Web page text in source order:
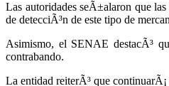
Las autoridades seÃ±alaron que
de detecciÃ³n de este tipo de
Asimismo, el SENAE destacÃ³
contrabando.
La entidad reiterÃ³ que